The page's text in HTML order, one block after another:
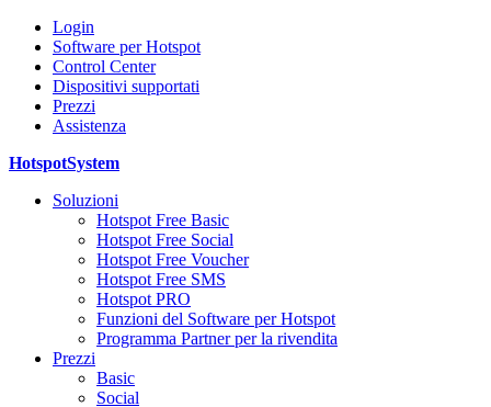
Login
Software per Hotspot
Control Center
Dispositivi supportati
Prezzi
Assistenza
HotspotSystem
Soluzioni
Hotspot Free Basic
Hotspot Free Social
Hotspot Free Voucher
Hotspot Free SMS
Hotspot PRO
Funzioni del Software per Hotspot
Programma Partner per la rivendita
Prezzi
Basic
Social